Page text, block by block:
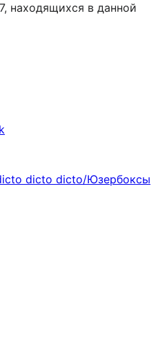
находящихся в данной
dicto dicto/Юзербоксы